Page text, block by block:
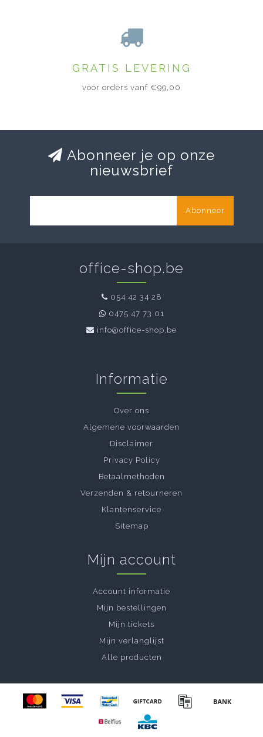
GRATIS LEVERING
voor orders vanf €99,00
Abonneer je op onze
nieuwsbrief
Abonneer
office-shop.be
054 42 34 28
0475 47 73 01
info@office-shop.be
Informatie
Over ons
Algemene voorwaarden
Disclaimer
Privacy Policy
Betaalmethoden
Verzenden & retourneren
Klantenservice
Sitemap
Mijn account
Account informatie
Mijn bestellingen
Mijn tickets
Mijn verlanglijst
Alle producten